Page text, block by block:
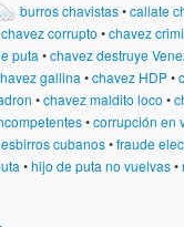
burros chavistas•callate
chavez corrupto •chavez
puta •chavez destruye
gallina •chavez HDP•
•chavez maldito loco •
•corrupción en
esbirros cubanos•fraude
•hijo de puta no vuelvas•